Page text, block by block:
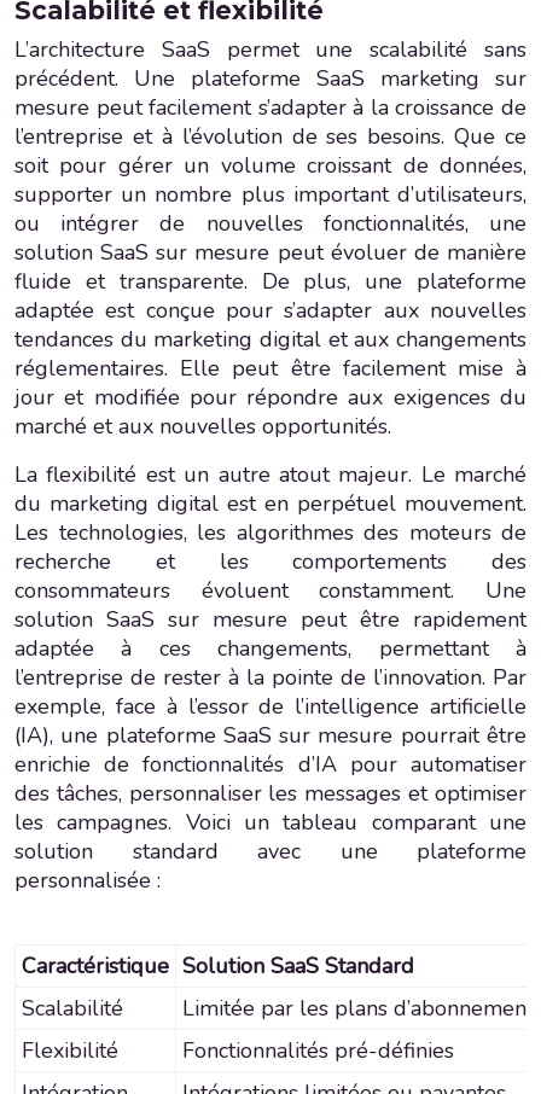
Scalabilité et flexibilité
L’architecture SaaS permet une scalabilité sans
précédent. Une plateforme SaaS marketing sur
mesure peut facilement s’adapter à la croissance de
l’entreprise et à l’évolution de ses besoins. Que ce
soit pour gérer un volume croissant de données,
supporter un nombre plus important d’utilisateurs,
ou intégrer de nouvelles fonctionnalités, une
solution SaaS sur mesure peut évoluer de manière
fluide et transparente. De plus, une plateforme
adaptée est conçue pour s’adapter aux nouvelles
tendances du marketing digital et aux changements
réglementaires. Elle peut être facilement mise à
jour et modifiée pour répondre aux exigences du
marché et aux nouvelles opportunités.
La flexibilité est un autre atout majeur. Le marché
du marketing digital est en perpétuel mouvement.
Les technologies, les algorithmes des moteurs de
recherche et les comportements des
consommateurs évoluent constamment. Une
solution SaaS sur mesure peut être rapidement
adaptée à ces changements, permettant à
l’entreprise de rester à la pointe de l’innovation. Par
exemple, face à l’essor de l’intelligence artificielle
(IA), une plateforme SaaS sur mesure pourrait être
enrichie de fonctionnalités d’IA pour automatiser
des tâches, personnaliser les messages et optimiser
les campagnes. Voici un tableau comparant une
solution standard avec une plateforme
personnalisée :
Caractéristique Solution SaaS Standard
Scalabilité
Limitée par les plans d’abonnement
Flexibilité
Fonctionnalités pré-définies